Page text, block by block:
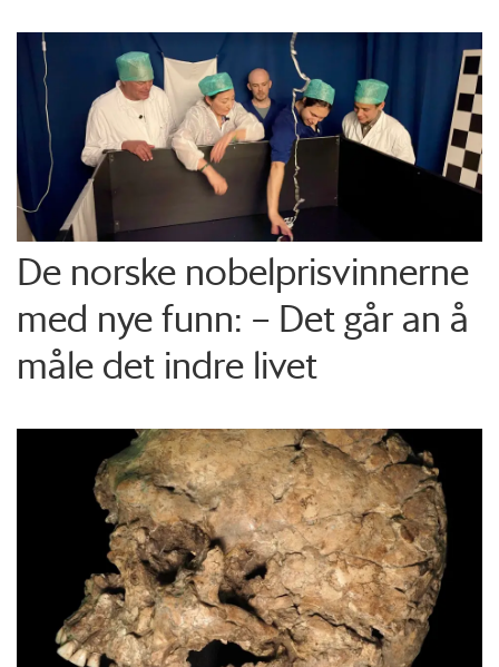
De norske nobelprisvinnerne
med nye funn: – Det går an å
måle det indre livet